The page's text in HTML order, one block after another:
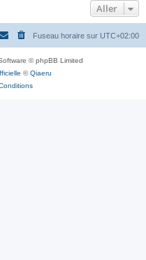
Aller
Fuseau horaire sur UTC+02:00
© phpBB Limited
©Qiaeru